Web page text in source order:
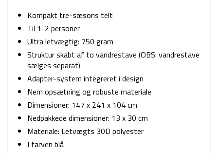
Kompakt tre-sæsons telt
Til 1-2 personer
Ultra letvægtig: 750 gram
Struktur skabt af to vandrestave (OBS: vandrestave
sælges separat)
Adapter-system integreret i design
Nem opsætning og robuste materiale
Dimensioner: 147 x 241 x 104 cm
Nedpakkede dimensioner: 13 x 30 cm
Materiale: Letvægts 30D polyester
I farven blå